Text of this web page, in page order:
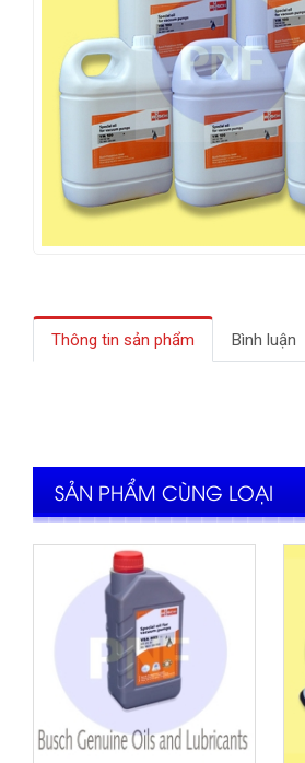
Thông tin sản phẩm Bình luận
SẢN PHẨM CÙNG LOẠI